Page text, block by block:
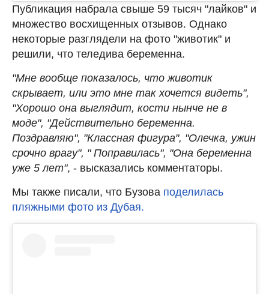
Публикация набрала свыше 59 тысяч "лайков" и
множество восхищенных отзывов. Однако
некоторые разглядели на фото "животик" и
решили, что теледива беременна.
"Мне вообще показалось, что животик
скрывает, или это мне так хочется видеть",
"Хорошо она выглядит, кости нынче не в
моде", "Действительно беременна.
Поздравляю", "Классная фигура", "Олечка, ужин
срочно врагу", " Поправилась", "Она беременна
уже 5 лет", - высказались комментаторы.
Мы также писали, что Бузова поделилась
пляжными фото из Дубая.